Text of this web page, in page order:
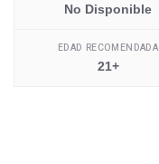
No Disponible
EDAD RECOMENDADA
21+